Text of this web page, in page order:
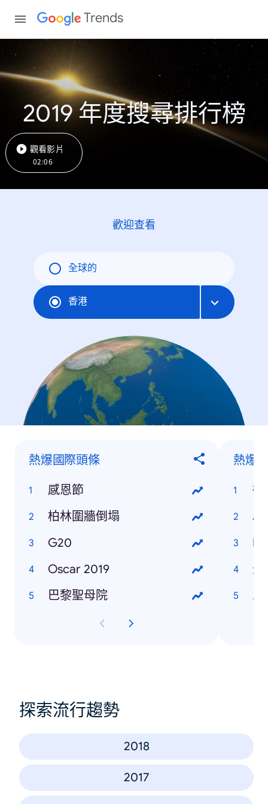
Trends
2019 年度搜尋排行榜
觀看影片
02:06
歡迎查看
全球的
香港
熱爆國際頭條
感恩節
柏林圍牆倒塌
G20
Oscar 2019
巴黎聖母院
熱爆
天
三
探索流行趨勢
2018
2017